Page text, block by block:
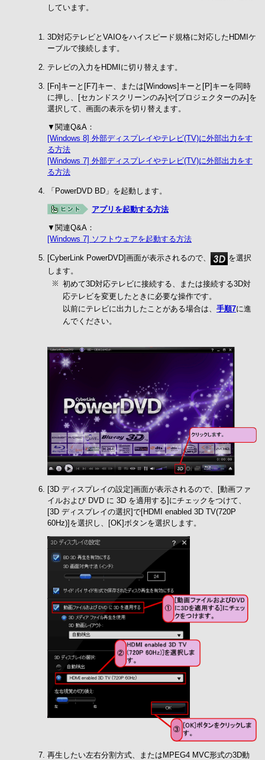
しています。
3D対応テレビとVAIOをハイスピード規格に対応したHDMIケ
ーブルで接続します。
テレビの入力をHDMIに切り替えます。
[Fn]キーと[F7]キー、または[Windows]キーと[P]キーを同時
に押し、[セカンドスクリーンのみ]や[プロジェクターのみ]を
選択して、画面の表示を切り替えます。
▼関連Q&A：
[Windows 8] 外部ディスプレイやテレビ(TV)に外部出力をす
る方法
[Windows 7] 外部ディスプレイやテレビ(TV)に外部出力をす
る方法
「PowerDVD BD」を起動します。
アプリを起動する方法
▼関連Q&A：
[Windows 7] ソフトウェアを起動する方法
[CyberLink PowerDVD]画面が表示されるので、
を選択
します。
初めて3D対応テレビに接続する、または接続する3D対
応テレビを変更したときに必要な操作です。
以前にテレビに出力したことがある場合は、 手順7に進
んでください。
[3D ディスプレイの設定]画面が表示されるので、[動画ファ
イルおよび DVD に 3D を適用する]にチェックをつけて、
[3D ディスプレイの選択]で[HDMI enabled 3D TV(720P
60Hz)]を選択し、[OK]ボタンを選択します。
再生したい左右分割方式、またはMPEG4 MVC形式の3D動